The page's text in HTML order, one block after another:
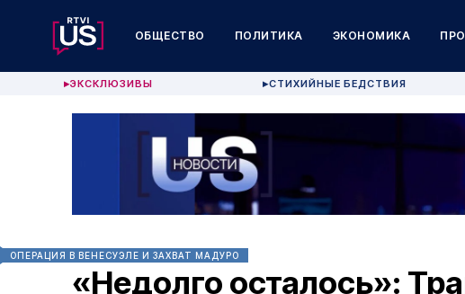
ОБЩЕСТВО ПОЛИТИКА ЭКОНОМИКА
▶ЭКСКЛЮЗИВЫ ▶СТИХИЙНЫЕ БЕДСТВИЯ
ОПЕРАЦИЯ В ВЕНЕСУЭЛЕ И ЗАХВАТ МАДУРО
«Недолго осталось»: